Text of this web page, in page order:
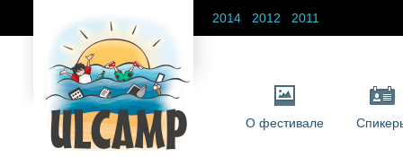
2014 2012 2011
О фестивале